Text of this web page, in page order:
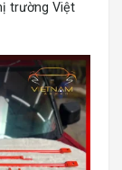
trường Việt